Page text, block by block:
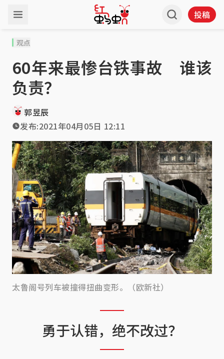
投稿
观点
60年来最惨台铁事故 谁该
负责？
郭昱辰
发布:2021年04月05日 12:11
太鲁阁号列车被撞得扭曲变形。（欧新社）
勇于认错，绝不改过？